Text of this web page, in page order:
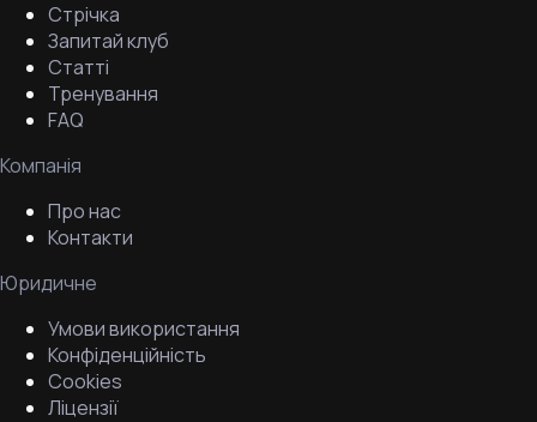
Стрічка
Запитай клуб
Статті
Тренування
FAQ
Компанія
Про нас
Контакти
Юридичне
Умови використання
Конфіденційність
Cookies
Ліцензії